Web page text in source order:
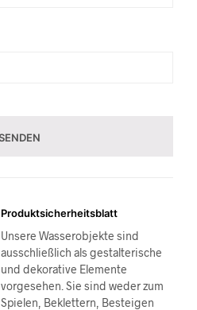
Produktsicherheitsblatt
Unsere Wasserobjekte sind
ausschließlich als gestalterische
und dekorative Elemente
vorgesehen. Sie sind weder zum
Spielen, Beklettern, Besteigen